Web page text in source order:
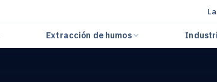
Extracción de humos